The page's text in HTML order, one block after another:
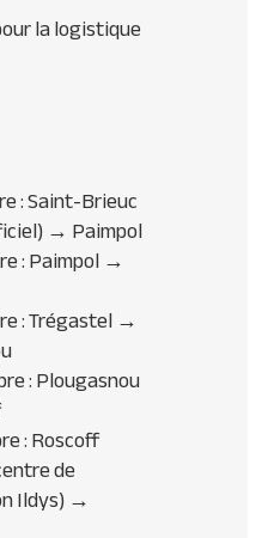
la logistique
: Saint-Brieuc
→ Paimpol
: Paimpol →
: Trégastel →
: Plougasnou
: Roscoff
de
Ildys) →